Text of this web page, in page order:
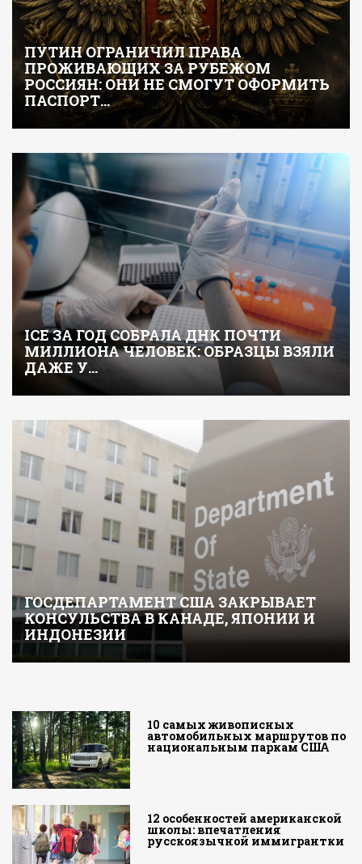
ПУТИН ОГРАНИЧИЛ ПРАВА
ПРОЖИВАЮЩИХ ЗА РУБЕЖОМ
РОССИЯН: ОНИ НЕ СМОГУТ ОФОРМИТЬ
ПАСПОРТ…
ICE ЗА ГОД СОБРАЛА ДНК ПОЧТИ
МИЛЛИОНА ЧЕЛОВЕК: ОБРАЗЦЫ ВЗЯЛИ
ДАЖЕ У…
ГОСДЕПАРТАМЕНТ США ЗАКРЫВАЕТ
КОНСУЛЬСТВА В КАНАДЕ, ЯПОНИИ И
ИНДОНЕЗИИ
10 самых живописных
автомобильных маршрутов по
национальным паркам США
12 особенностей американской
школы: впечатления
русскоязычной иммигрантки